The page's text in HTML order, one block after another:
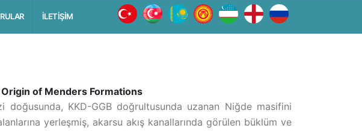
İLETİŞİM
of Menders Formations
doğusunda, KKD-GGB doğrultusunda uzanan Niğde masifini
yerleşmiş, akarsu akış kanallarında görülen büklüm ve